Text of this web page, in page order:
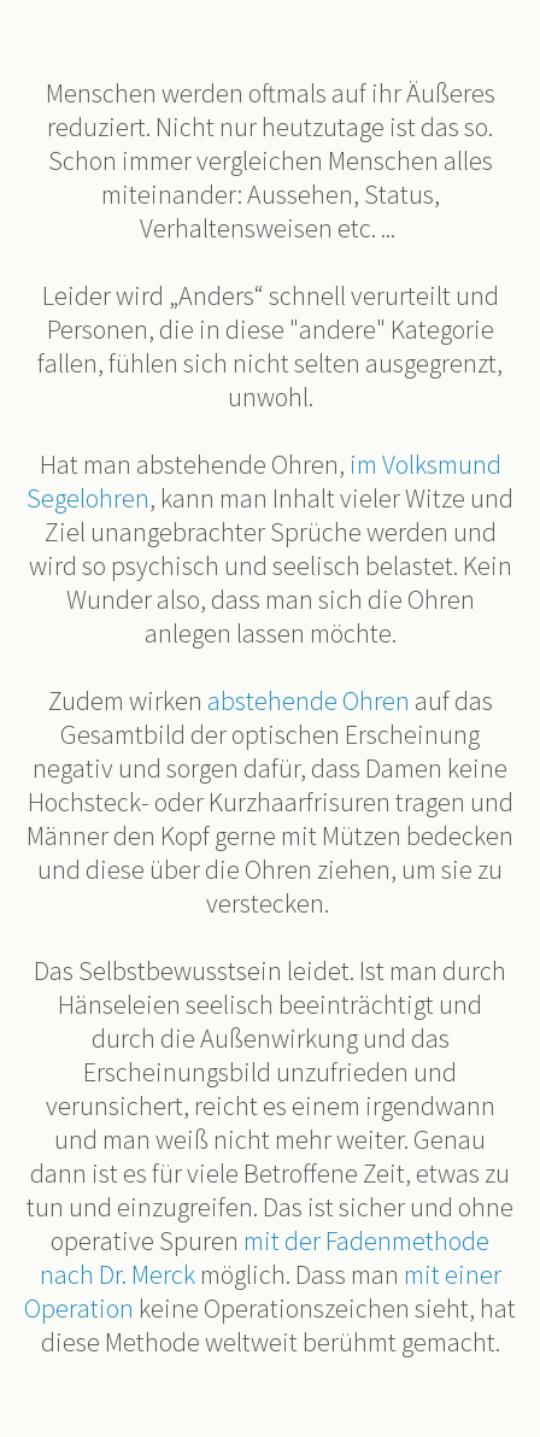
Menschen werden oftmals auf ihr Äußeres
reduziert. Nicht nur heutzutage ist das so.
Schon immer vergleichen Menschen alles
miteinander: Aussehen, Status,
Verhaltensweisen etc. ...
Leider wird „Anders“ schnell verurteilt und
Personen, die in diese "andere" Kategorie
fallen, fühlen sich nicht selten ausgegrenzt,
unwohl.
Hat man abstehende Ohren, im Volksmund
Segelohren, kann man Inhalt vieler Witze und
Ziel unangebrachter Sprüche werden und
wird so psychisch und seelisch belastet. Kein
Wunder also, dass man sich die Ohren
anlegen lassen möchte.
Zudem wirken abstehende Ohren auf das
Gesamtbild der optischen Erscheinung
negativ und sorgen dafür, dass Damen keine
Hochsteck- oder Kurzhaarfrisuren tragen und
Männer den Kopf gerne mit Mützen bedecken
und diese über die Ohren ziehen, um sie zu
verstecken.
Das Selbstbewusstsein leidet. Ist man durch
Hänseleien seelisch beeinträchtigt und
durch die Außenwirkung und das
Erscheinungsbild unzufrieden und
verunsichert, reicht es einem irgendwann
und man weiß nicht mehr weiter. Genau
dann ist es für viele Betroffene Zeit, etwas zu
tun und einzugreifen. Das ist sicher und ohne
operative Spuren mit der Fadenmethode
nach Dr. Merckmöglich. Dass man mit einer
Operation keine Operationszeichen sieht, hat
diese Methode weltweit berühmt gemacht.